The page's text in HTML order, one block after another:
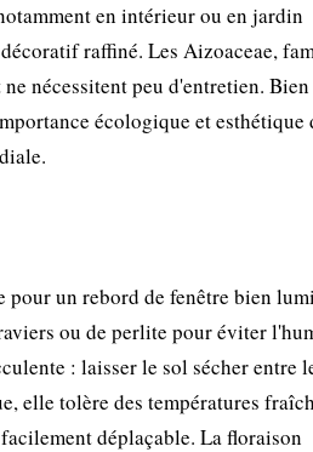
en intérieur ou en jardin
raffiné. Les Aizoaceae,
nécessitent peu d'entretien. Bien
écologique et esthétique
un rebord de fenêtre bien
ou de perlite pour éviter
: laisser le sol sécher entre
elle tolère des températures
déplaçable. La floraison